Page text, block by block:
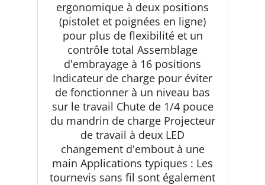
ergonomique à deux positions
(pistolet et poignées en ligne)
pour plus de flexibilité et un
contrôle total Assemblage
d'embrayage à 16 positions
Indicateur de charge pour éviter
de fonctionner à un niveau bas
sur le travail Chute de 1/4 pouce
du mandrin de charge Projecteur
de travail à deux LED
changement d'embout à une
main Applications typiques : Les
tournevis sans fil sont également